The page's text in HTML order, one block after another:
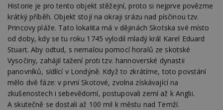
Historie je pro tento objekt stěžejní, proto si nejprve povězme
krátký příběh. Objekt stojí na okraji srázu nad písčinou tzv.
Princovy pláže. Tato lokalita má v dějinách Skotska své místo
od doby, kdy se tu roku 1745 vylodil mladý král Karel Eduard
Stuart. Aby odtud, s nemalou pomocí horalů ze skotské
Vysočiny, zahájil tažení proti tzv. hannoverské dynastii
panovníků, sídlící v Londýně. Když to zkrátíme, toto povstání
mělo dvě fáze: v první Skotové, zvolna získávající na
zkušenostech i sebevědomí, postupovali zemí až k Anglii.
A skutečně se dostali až 100 mil k městu nad Temží.